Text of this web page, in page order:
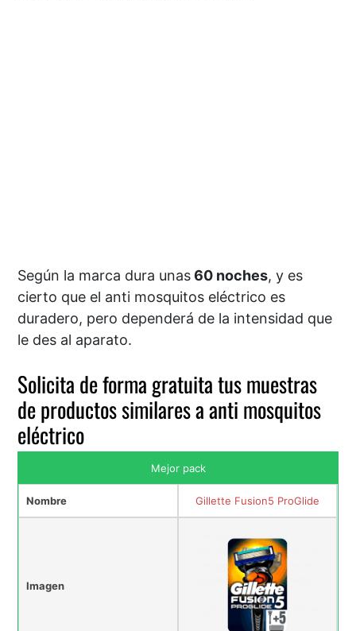
Según la marca dura unas60 noches, y es
cierto que el anti mosquitos eléctrico es
duradero, pero dependerá de la intensidad que
le des al aparato.
Solicita de forma gratuita tus muestras
de productos similares a anti mosquitos
eléctrico
Mejor pack
Nombre Gillette Fusion5 ProGlide
Imagen